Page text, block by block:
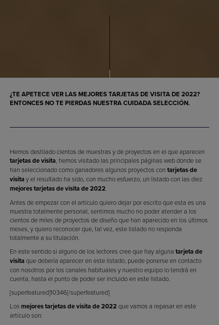
¿TE APETECE VER LAS MEJORES TARJETAS DE VISITA DE 2022?
ENTONCES NO TE PIERDAS NUESTRA CUIDADA SELECCIÓN.
Hemos destilado cientos de muestras y de proyectos en el que aparecen
tarjetas de visita , hemos visitado las principales páginas web donde se
han seleccionado como ganadores algunos proyectos con tarjetas de
visitay el resultado ha sido, con mucho esfuerzo, un listado con las diez
mejores tarjetas de visita de 2022
Antes de empezar con el artículo quiero dejar por escrito que esta es una
muestra totalmente personal, sentimos mucho no poder atender a los
cientos de miles de proyectos de diseño que han aparecido en los últimos
meses, y quiero reconocer que, tal vez, este listado no responda
totalmente a su titulación.
En este sentido si alguno de los lectores cree que hay alguna tarjeta de
visitaque debería aparecer en este listado, puede ponerse en contacto
con nosotros por los canales habituales y nuestro equipo lo tendrá en
cuenta, hasta el punto de poder ser incluido en este listado.
[superfeatured]10346[/superfeatured]
Los mejores tarjetas de visita de 2022 que vamos a repasar en este
artículo son: